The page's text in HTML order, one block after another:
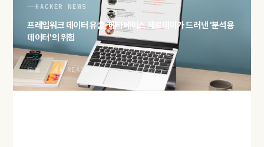
HACKER NEWS
프레임워크 데이터 유출, 메타베이스 제로데이가 드러낸 '분석용
데이터'의 위험
오늘 · 44 READS